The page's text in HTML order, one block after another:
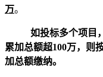
万。
如投标多个项目
累加总额超100万，则
加总额缴纳。